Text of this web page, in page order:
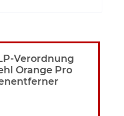
Verordnung
Orange Pro